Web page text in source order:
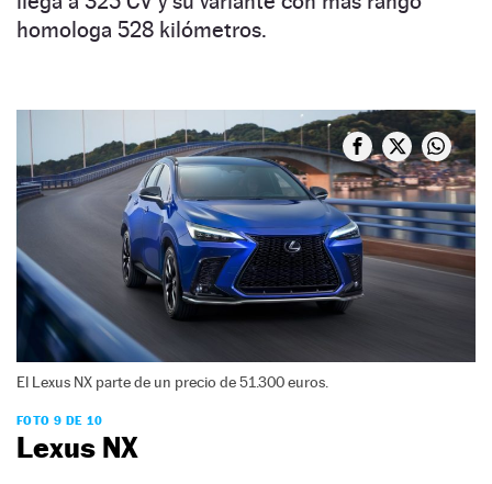
homologa 528 kilómetros.
El Lexus NX parte de un precio de 51.300 euros.
FOTO 9 DE 10
Lexus NX